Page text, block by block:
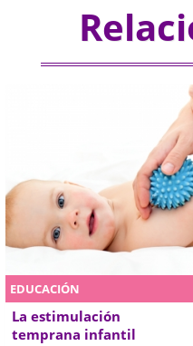
EDUCACIÓN
La estimulación
temprana infantil